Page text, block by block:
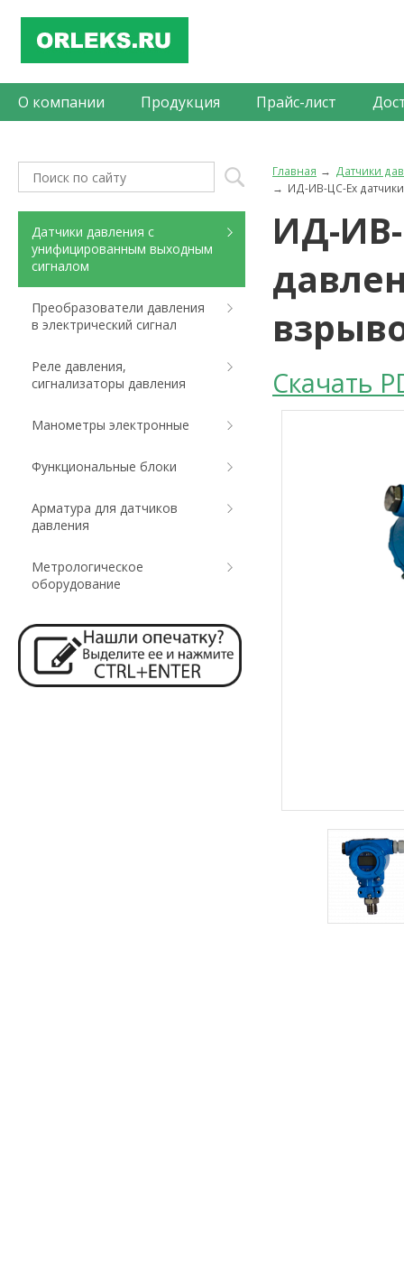
О компании Продукция Прайс-лист
Главная
Датчики
ИД-ИВ-ЦС-Ex
ИД-ИВ-
Скачать
Датчики давления с
унифицированным выходным
сигналом
Преобразователи давления
в электрический сигнал
Реле давления,
сигнализаторы давления
Манометры электронные
Функциональные блоки
Арматура для датчиков
давления
Метрологическое
оборудование